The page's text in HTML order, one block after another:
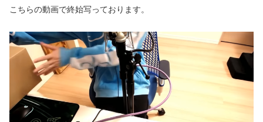
こちらの動画で終始写っております。